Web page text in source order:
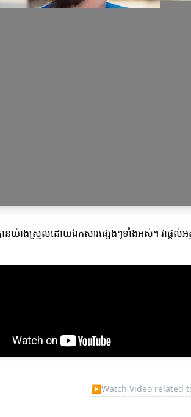
នយ៉ាងស្រួលដោយឯកសារផ្សេងៗទាំងអស់។ វាផ្ដល់អ
▶Watch Video related